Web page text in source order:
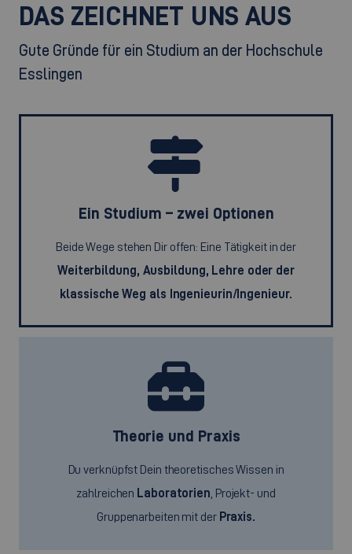
DAS ZEICHNET UNS AUS
Gute Gründe für ein Studium an der Hochschule
Esslingen
Ein Studium – zwei Optionen
Beide Wege stehen Dir offen: Eine Tätigkeit in der
Weiterbildung, Ausbildung, Lehre oder der
klassische Weg als Ingenieurin/Ingenieur.
Theorie und Praxis
Du verknüpfst Dein theoretisches Wissen in
zahlreichen Laboratorien , Projekt- und
Gruppenarbeiten mit der Praxis.